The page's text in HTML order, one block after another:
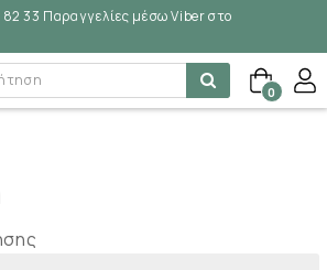
33 Παραγγελίες μέσω Viber στο
0